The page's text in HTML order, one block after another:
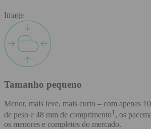
Image
Tamanho pequeno
Menor, mais leve, mais curto – com apenas
de peso e 48 mm de comprimento1 , os
os menores e completos do mercado.